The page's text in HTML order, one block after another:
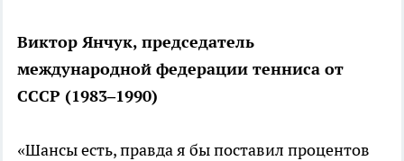
Виктор Янчук, председатель
международной федерации тенниса от
СССР (1983–1990)
«Шансы есть, правда я бы поставил процентов